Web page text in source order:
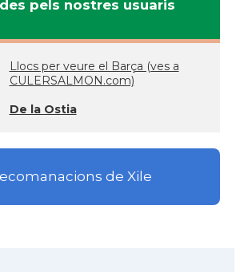
pels nostres usuaris
Llocs per veure el Barça (ves a
CULERSALMON.com)
De la Ostia
de Xile